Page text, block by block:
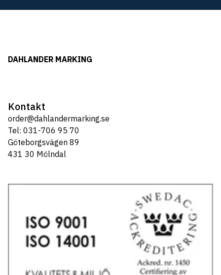
DAHLANDER MARKING
Kontakt
order@dahlandermarking.se
Tel: 031-706 95 70
Göteborgsvägen 89
431 30 Mölndal